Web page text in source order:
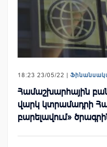
18:23 23/05/22 |
Համաշխարհային
վարկ կտրամադրի
բարելավում»